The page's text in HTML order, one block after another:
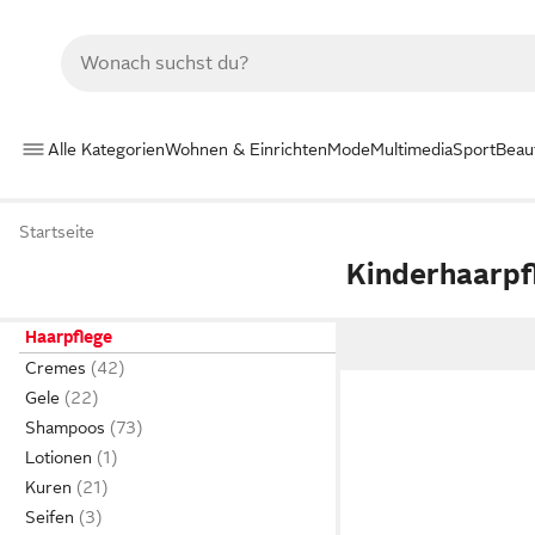
Alle KategorienWohnen & EinrichtenModeMultimediaSport
Startseite
Haarpflege
Cremes
Gele
Shampoos
Lotionen
Kuren
Seifen